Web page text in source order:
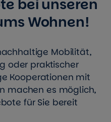
bei unseren
Wohnen!
Mobilität,
oder praktischer
Kooperationen mit
machen es möglich,
für Sie bereit